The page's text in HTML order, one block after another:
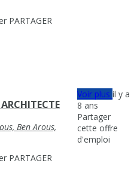
PARTAGER
Ben Arous,
PARTAGER
Voir plusil y a
8 ans
Partager
cette offre
d'emploi